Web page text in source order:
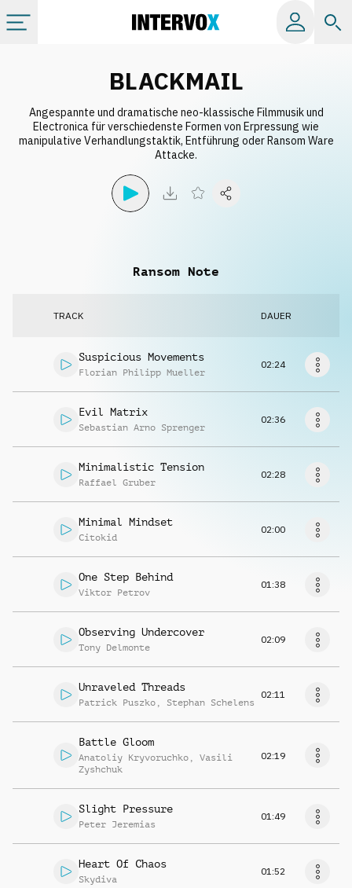
Alle Alben
Musikanfrage
BLACKMAIL
Angespannte und dramatische neo-klassische Filmmusik und
Electronica für verschiedenste Formen von Erpressung wie
manipulative Verhandlungstaktik, Entführung oder Ransom Ware
Attacke.
Ransom Note
TRACK DAUER
Suspicious Movements
Florian Philipp Mueller
02:24
Evil Matrix
Sebastian Arno Sprenger
02:36
Minimalistic Tension
Raffael Gruber
02:28
Minimal Mindset
Citokid
02:00
One Step Behind
Viktor Petrov
01:38
Observing Undercover
Tony Delmonte
02:09
Unraveled Threads
Patrick Puszko , Stephan Schelens
02:11
Battle Gloom
Anatoliy Kryvoruchko , Vasili
Zyshchuk
02:19
Slight Pressure
Peter Jeremias
01:49
Heart Of Chaos
Skydiva
01:52